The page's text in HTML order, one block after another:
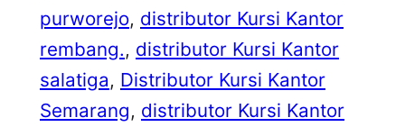
purworejo, distributor Kursi Kantor
rembang., distributor Kursi Kantor
salatiga, Distributor Kursi Kantor
Semarang, distributor Kursi Kantor